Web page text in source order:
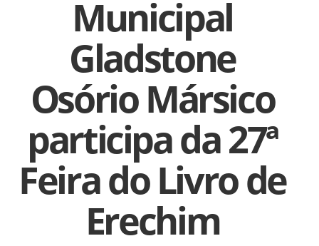
Municipal
Gladstone
Osório Mársico
participa da 27ª
Feira do Livro de
Erechim